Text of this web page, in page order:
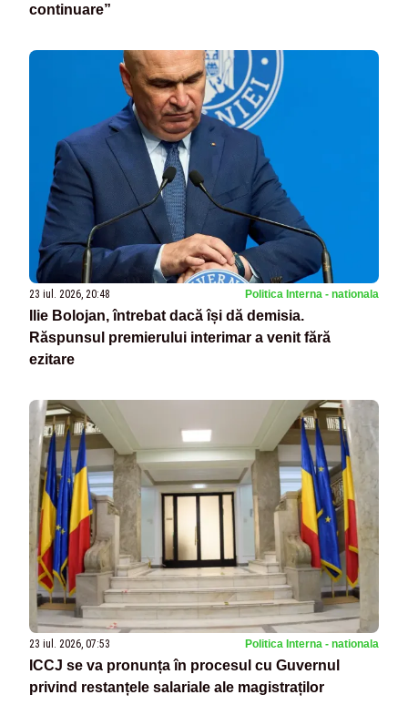
continuare”
23 iul. 2026, 20:48 Politica Interna - nationala
Ilie Bolojan, întrebat dacă își dă demisia.
Răspunsul premierului interimar a venit fără
ezitare
23 iul. 2026, 07:53 Politica Interna - nationala
ICCJ se va pronunța în procesul cu Guvernul
privind restanțele salariale ale magistraților